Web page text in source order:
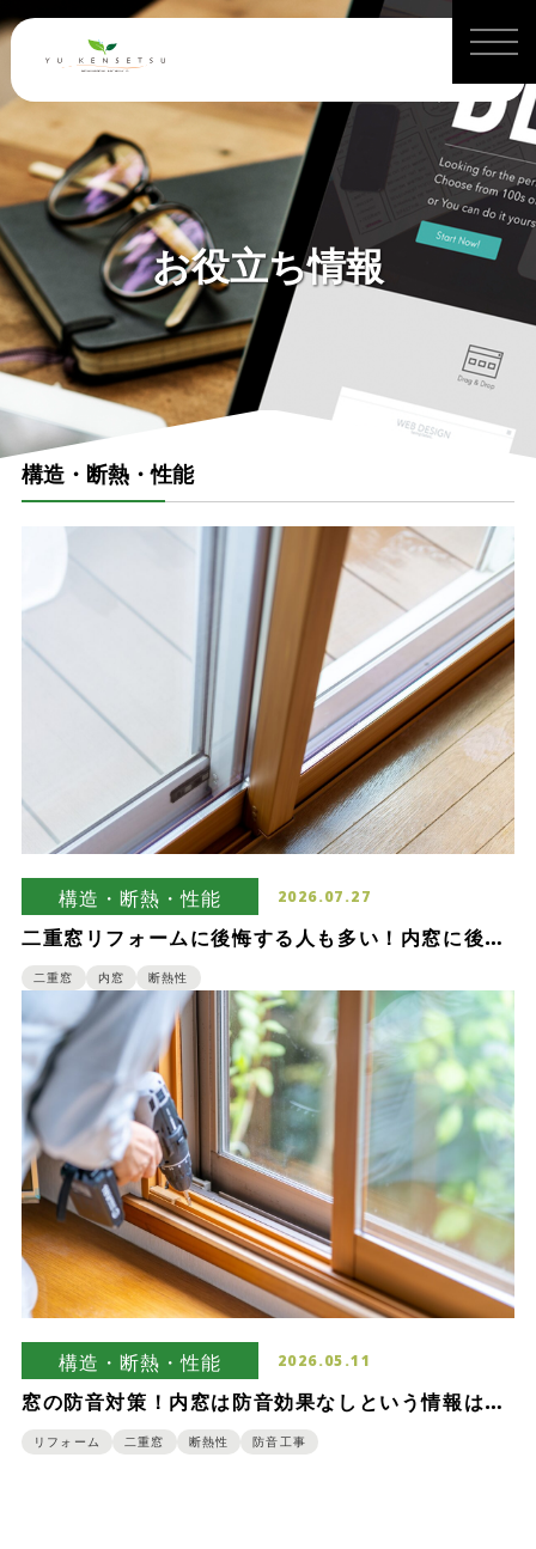
お役立ち情報
構造・断熱・性能
構造・断熱・性能 2026.07.27
二重窓リフォームに後悔する人も多い！内窓に後悔
する理由とは？
二重窓 内窓 断熱性
構造・断熱・性能 2026.05.11
窓の防音対策！内窓は防音効果なしという情報は本
当？
リフォーム 二重窓 断熱性 防音工事